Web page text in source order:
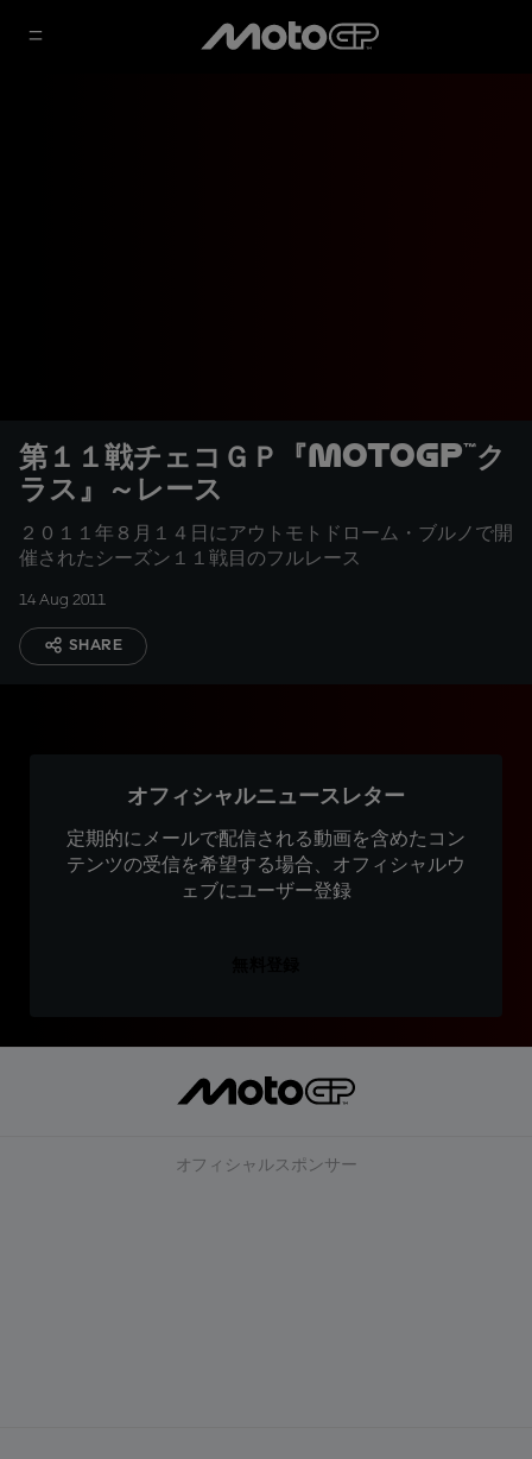
第１１戦チェコＧＰ『MotoGP™ク
ラス』～レース
２０１１年８月１４日にアウトモトドローム・ブルノで開
催されたシーズン１１戦目のフルレース
14 Aug 2011
SHARE
オフィシャルニュースレター
定期的にメールで配信される動画を含めたコン
テンツの受信を希望する場合、オフィシャルウ
ェブにユーザー登録
オフィシャルスポンサー